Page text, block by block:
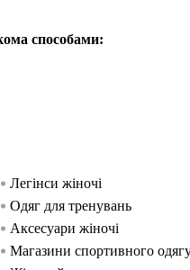
способами:
Легінси жіночі
Одяг для тренувань
Аксесуари жіночі
Магазини спортивного